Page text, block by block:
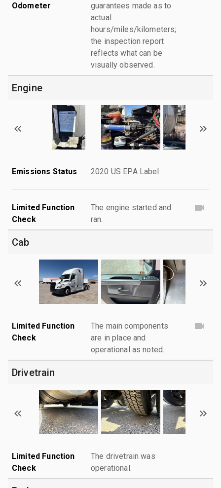
Odometer
guarantees made as to
actual
hours/miles/kilometers;
the inspection report
reflects what can be
visually observed.
Engine
Emissions Status 2020 US EPA Label
Limited Function
Check
The engine started and
ran.
Cab
Limited Function
Check
The main components
are in place and
operational as noted.
Drivetrain
Limited Function
Check
The drivetrain was
operational.